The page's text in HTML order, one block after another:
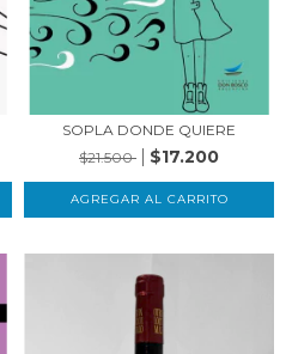
SOPLA DONDE QUIERE
$21.500
$17.200